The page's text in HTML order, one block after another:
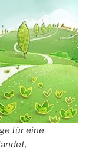
für eine